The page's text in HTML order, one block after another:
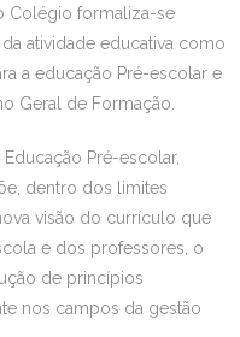
Colégio formaliza-se
atividade educativa como
a educação Pré-escolar e
Geral de Formação.
Pré-escolar,
dentro dos limites
visão do currículo que
e dos professores, o
de princípios
nos campos da gestão